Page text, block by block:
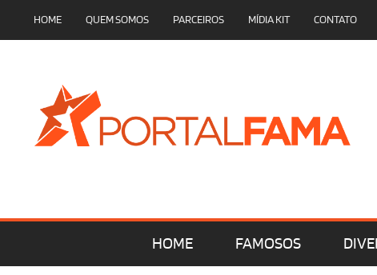
HOME QUEM SOMOS PARCEIROS MÍDIA KIT CONTATO
HOME FAMOSOS